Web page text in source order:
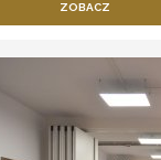
ZOBACZ